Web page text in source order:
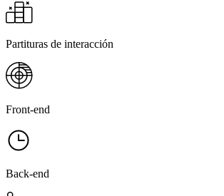
Partituras de interacción
Front-end
Back-end